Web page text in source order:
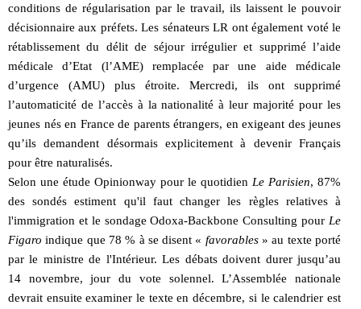
conditions de régularisation par le travail, ils laissent le pouvoir
décisionnaire aux préfets. Les sénateurs LR ont également voté le
rétablissement du délit de séjour irrégulier et supprimé l’aide
médicale d’Etat (l’AME) remplacée par une aide médicale
d’urgence (AMU) plus étroite. Mercredi, ils ont supprimé
l’automaticité de l’accès à la nationalité à leur majorité pour les
jeunes nés en France de parents étrangers, en exigeant des jeunes
qu’ils demandent désormais explicitement à devenir Français
pour être naturalisés.
Selon une étude Opinionway pour le quotidien Le Parisien, 87%
des sondés estiment qu'il faut changer les règles relatives à
l'immigration et le sondage Odoxa-Backbone Consulting pour Le
Figaro indique que 78 % à se disent « favorables» au texte porté
par le ministre de l'Intérieur. Les débats doivent durer jusqu’au
14 novembre, jour du vote solennel. L’Assemblée nationale
devrait ensuite examiner le texte en décembre, si le calendrier est